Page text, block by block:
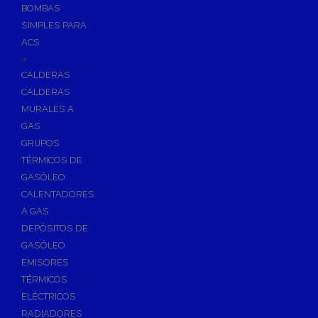
Sumideros para Piscinas
Accesorios para Piscinas
Productos Químicos para Piscinas
Reguladores de PH
Antialgas para Piscinas
Floculante para Piscinas
Cloro para Piscinas
Desinfección de Piscinas sin Cloro
Invernaje de Piscinas
Limpiadores de Piscinas
Kits Analizadores
Dosificadores
Riego, Jardín y Fuentes
BOMBAS
SIMPLES PARA
ACS
+
CALDERAS
CALDERAS
MURALES A
GAS
GRUPOS
TÉRMICOS DE
GASÓLEO
CALENTADORES
A GAS
DEPÓSITOS DE
GASÓLEO
EMISORES
TÉRMICOS
ELÉCTRICOS
RADIADORES